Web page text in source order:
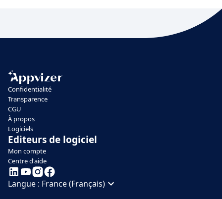
Confidentialité
Transparence
CGU
À propos
Logiciels
Editeurs de logiciel
Mon compte
Centre d'aide
Langue : France (Français)